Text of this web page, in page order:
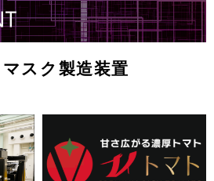
スク製造装置